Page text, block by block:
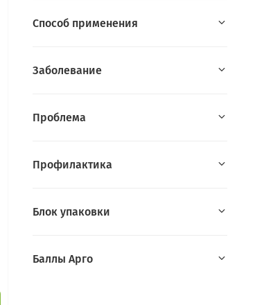
Способ применения
Заболевание
Проблема
Профилактика
Блок упаковки
Баллы Арго